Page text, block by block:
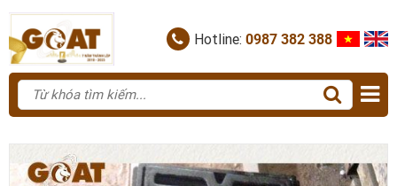
Hotline: 0987 382 388